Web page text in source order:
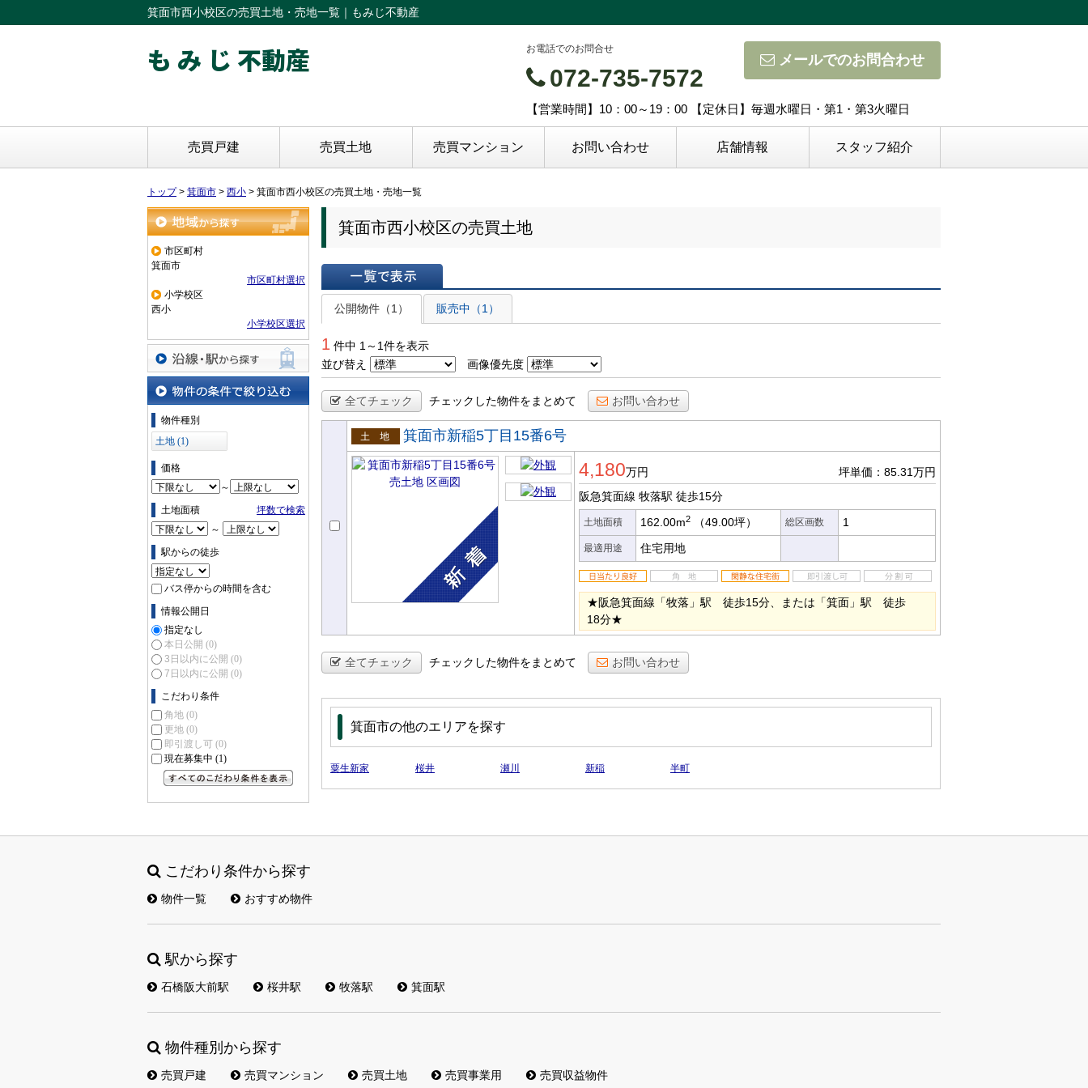
箕面市西小校区の売買土地・売地一覧｜もみじ不動産
も み じ 不動産 メールでのお問合わせ
お電話でのお問合せ
072-735-7572
【営業時間】10：00～19：00 【定休日】毎週水曜日・第1・第3火曜日
売買戸建 売買土地 売買マンション お問い合わせ 店舗情報 スタッフ紹介
トップ> 箕面市 > 西小 > 箕面市西小校区の売買土地・売地一覧
地域から探す
市区町村
箕面市
市区町村選択
小学校区
西小
小学校区選択
沿線・駅から探す
物件の条件で絞り込む
物件種別
土地 (1)
価格
～
土地面積
坪数で検索
～
駅からの徒歩
バス停からの時間を含む
情報公開日
指定なし
本日公開 (0)
3日以内に公開 (0)
7日以内に公開 (0)
こだわり条件
角地 (0)
更地 (0)
即引渡し可 (0)
現在募集中 (1)
箕面市西小校区の売買土地
一覧で表示
公開物件（1）
販売中（1）
1 件中 1～1件を表示
並び替え
画像優先度
全てチェック チェックした物件をまとめて お問い合わせ
売土地
箕面市新稲5丁目15番6号
4,180万円
坪単価：85.31万円
阪急箕面線 牧落駅 徒歩15分
土地面積 162.00m2 （49.00坪） 総区画数 1
最適用途 住宅用地
★阪急箕面線「牧落」駅 徒歩15分、または「箕面」駅 徒歩
18分★
全てチェック チェックした物件をまとめて お問い合わせ
箕面市の他のエリアを探す
粟生新家 桜井 瀬川 新稲 半町
こだわり条件から探す
物件一覧 おすすめ物件
駅から探す
石橋阪大前駅 桜井駅 牧落駅 箕面駅
物件種別から探す
売買戸建 売買マンション 売買土地 売買事業用 売買収益物件